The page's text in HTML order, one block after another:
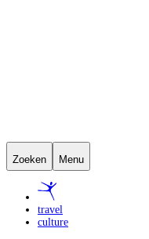
Zoeken Menu
travel
culture